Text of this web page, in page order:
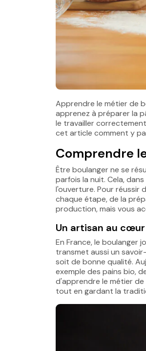
Apprendre le métier de
apprenez à préparer la
le travailler
cet article comment y
Comprendre
Être boulanger ne se
parfois la nuit. Cela,
l'ouverture. Pour réussir
chaque étape, de la
production, mais vous
Un artisan au
En France, le boulanger
transmet aussi un
soit de bonne qualité.
exemple des pains bio,
d'apprendre le métier
tout en gardant la